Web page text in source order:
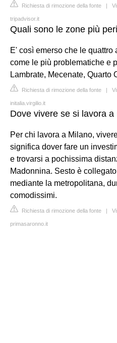
Richiesta di rimozione della fonte |
tripadvisor.it
Quali sono le zone più
E' così emerso che le
come le più problematiche e
Lambrate, Mecenate, Quarto
Richiesta di rimozione della fonte |
initalia.virgilio.it
Dove vivere se si lavora a
Per chi lavora a Milano,
significa dover fare un
e trovarsi a pochissima
Madonnina. Sesto è
mediante la metropolitana,
comodissimi.
Richiesta di rimozione della fonte |
primasaronno.it